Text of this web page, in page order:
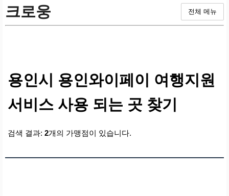
크로웅 전체 메뉴
용인시 용인와이페이 여행지원
서비스 사용 되는 곳 찾기
검색 결과: 2개의 가맹점이 있습니다.